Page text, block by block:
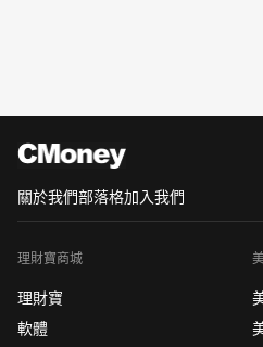
關於我們部落格加入我們
理財寶商城
理財寶
軟體